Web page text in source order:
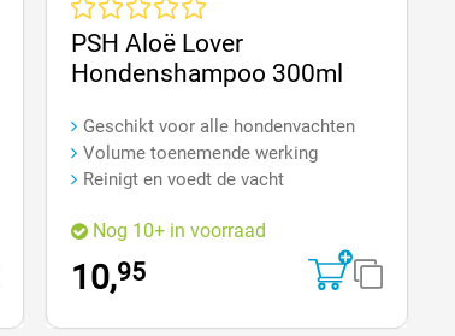
Gemiddelde waardering van 0 van 5 sterren
PSH Aloë Lover
Hondenshampoo 300ml
Geschikt voor alle hondenvachten
Volume toenemende werking
Reinigt en voedt de vacht
Nog 10+ in voorraad
10,95